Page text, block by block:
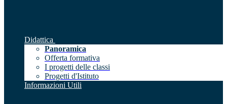
Didattica
Panoramica
Offerta formativa
I progetti delle classi
Progetti d'Istituto
Informazioni Utili